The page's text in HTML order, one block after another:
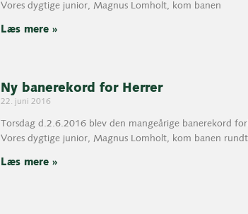
Vores dygtige junior, Magnus Lomholt, kom banen
Læs mere »
Ny banerekord for Herrer
22. juni 2016
Torsdag d.2.6.2016 blev den mangeårige banerekord
Vores dygtige junior, Magnus Lomholt, kom banen rundt
Læs mere »